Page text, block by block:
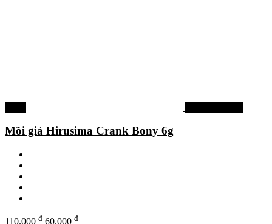
Mồi giả Hirusima Crank Bony 6g
110.000 đ 60.000 đ